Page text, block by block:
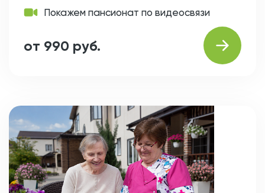
Покажем пансионат по видеосвязи
от 990 руб.